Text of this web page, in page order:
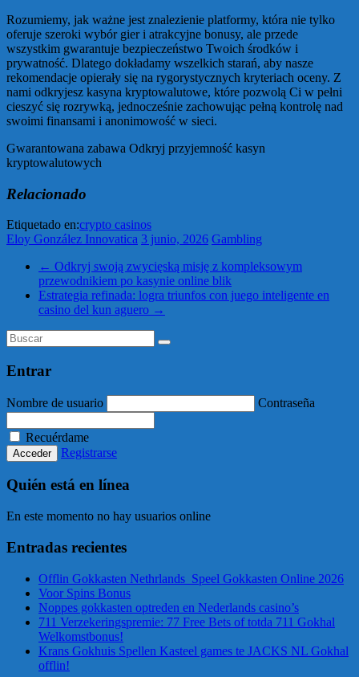
Rozumiemy, jak ważne jest znalezienie platformy, która nie tylko
oferuje szeroki wybór gier i atrakcyjne bonusy, ale przede
wszystkim gwarantuje bezpieczeństwo Twoich środków i
prywatność. Dlatego dokładamy wszelkich starań, aby nasze
rekomendacje opierały się na rygorystycznych kryteriach oceny. Z
nami odkryjesz kasyna kryptowalutowe, które pozwolą Ci w pełni
cieszyć się rozrywką, jednocześnie zachowując pełną kontrolę nad
swoimi finansami i anonimowość w sieci.
Gwarantowana zabawa Odkryj przyjemność kasyn
kryptowalutowych
Relacionado
Etiquetado en:crypto casinos
Eloy González Innovatica 3 junio, 2026 Gambling
← Odkryj swoją zwycięską misję z kompleksowym
przewodnikiem po kasynie online blik
Estrategia refinada: logra triunfos con juego inteligente en
casino del kun aguero →
Entrar
Nombre de usuario Contraseña
Recuérdame
Registrarse
Quién está en línea
En este momento no hay usuarios online
Entradas recientes
Offlin Gokkasten Nethrlands ️ Speel Gokkasten Online 2026
Voor Spins Bonus
Noppes gokkasten optreden en Nederlands casino’s
711 Verzekeringspremie: 77 Free Bets of totda 711 Gokhal
Welkomstbonus!
Krans Gokhuis Spellen Kasteel games te JACKS NL Gokhal
offlin!